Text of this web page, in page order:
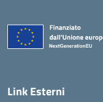
Link Esterni